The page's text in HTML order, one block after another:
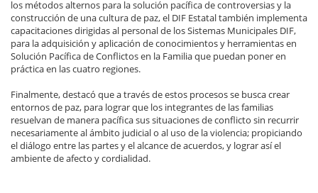
los métodos alternos para la solución pacífica de controversias y la
construcción de una cultura de paz, el DIF Estatal también implementa
capacitaciones dirigidas al personal de los Sistemas Municipales DIF,
para la adquisición y aplicación de conocimientos y herramientas en
Solución Pacífica de Conflictos en la Familia que puedan poner en
práctica en las cuatro regiones.
Finalmente, destacó que a través de estos procesos se busca crear
entornos de paz, para lograr que los integrantes de las familias
resuelvan de manera pacífica sus situaciones de conflicto sin recurrir
necesariamente al ámbito judicial o al uso de la violencia; propiciando
el diálogo entre las partes y el alcance de acuerdos, y lograr así el
ambiente de afecto y cordialidad.